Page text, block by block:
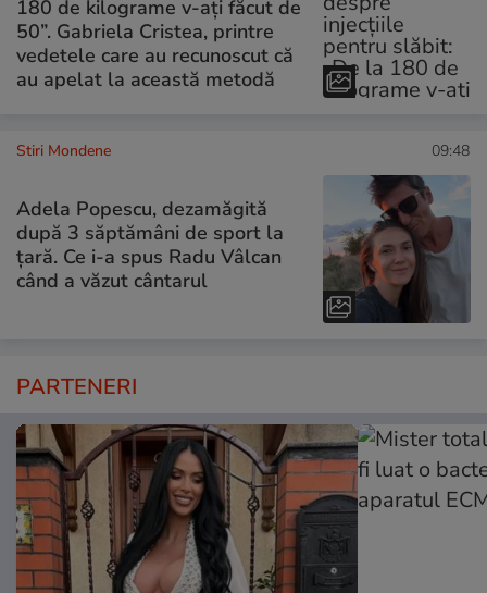
180 de kilograme v-ați făcut de
50”. Gabriela Cristea, printre
vedetele care au recunoscut că
au apelat la această metodă
Stiri Mondene 09:48
Adela Popescu, dezamăgită
după 3 săptămâni de sport la
țară. Ce i-a spus Radu Vâlcan
când a văzut cântarul
PARTENERI